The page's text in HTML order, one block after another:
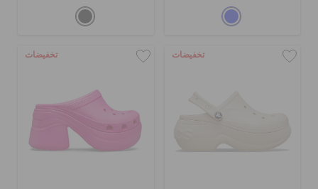
تخفيضات تخفيضات